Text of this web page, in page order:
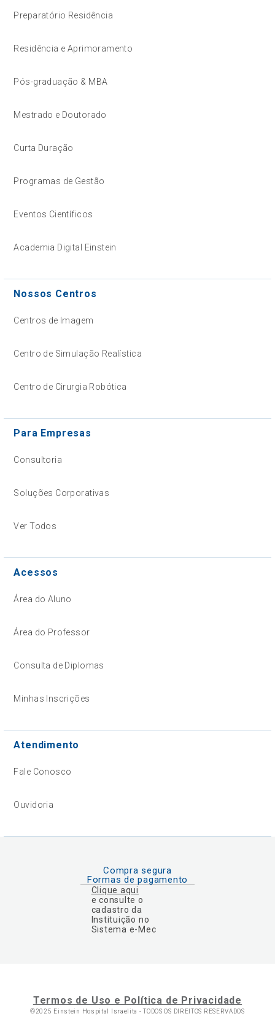
Preparatório Residência
Residência e Aprimoramento
Pós-graduação & MBA
Mestrado e Doutorado
Curta Duração
Programas de Gestão
Eventos Científicos
Academia Digital Einstein
Nossos Centros
Centros de Imagem
Centro de Simulação Realística
Centro de Cirurgia Robótica
Para Empresas
Consultoria
Soluções Corporativas
Ver Todos
Acessos
Área do Aluno
Área do Professor
Consulta de Diplomas
Minhas Inscrições
Atendimento
Fale Conosco
Ouvidoria
Compra segura
Formas de pagamento
Clique aqui
e consulte o
cadastro da
Instituição no
Sistema e-Mec
Termos de Uso e Política de Privacidade
©2025 Einstein Hospital Israelita -TODOS OS DIREITOS RESERVADOS